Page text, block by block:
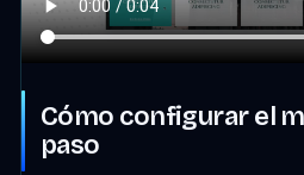
Cómo configurar el
paso